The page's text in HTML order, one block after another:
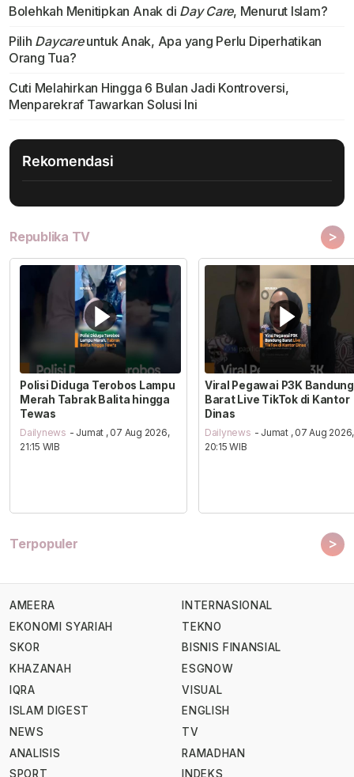
Bolehkah Menitipkan Anak di Day Care, Menurut Islam?
Pilih Daycareuntuk Anak, Apa yang Perlu Diperhatikan
Orang Tua?
Cuti Melahirkan Hingga 6 Bulan Jadi Kontroversi,
Menparekraf Tawarkan Solusi Ini
Rekomendasi
Republika TV >
Polisi Diduga Terobos Lampu
Merah Tabrak Balita hingga
Tewas
Dailynews - Jumat , 07 Aug 2026,
21:15 WIB
Viral Pegawai P3K Bandung
Barat Live TikTok di Kantor
Dinas
Dailynews - Jumat , 07 Aug 2026,
20:15 WIB
Terpopuler >
AMEERA
EKONOMI SYARIAH
SKOR
KHAZANAH
IQRA
ISLAM DIGEST
NEWS
ANALISIS
SPORT
INTERNASIONAL
TEKNO
BISNIS FINANSIAL
ESGNOW
VISUAL
ENGLISH
TV
RAMADHAN
INDEKS